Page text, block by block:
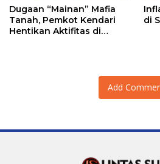
Dugaan “Mainan” Mafia
Tanah, Pemkot Kendari
Hentikan Aktifitas di
di
Add